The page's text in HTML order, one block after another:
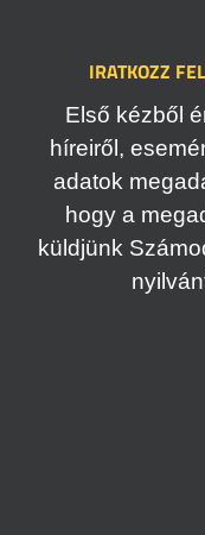
IRATKOZZ
Első kézből
híreiről,
adatok
hogy a
küldjünk